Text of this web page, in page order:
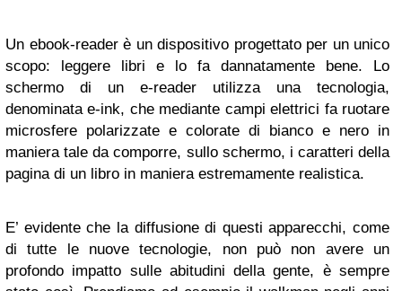
Un ebook-reader è un dispositivo progettato per un unico
scopo: leggere libri e lo fa dannatamente bene. Lo
schermo di un e-reader utilizza una tecnologia,
denominata e-ink, che mediante campi elettrici fa ruotare
microsfere polarizzate e colorate di bianco e nero in
maniera tale da comporre, sullo schermo, i caratteri della
pagina di un libro in maniera estremamente realistica.
E’ evidente che la diffusione di questi apparecchi, come
di tutte le nuove tecnologie, non può non avere un
profondo impatto sulle abitudini della gente, è sempre